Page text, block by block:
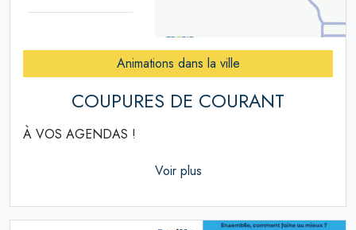
Animations dans la ville
COUPURES DE COURANT
À VOS AGENDAS !
Voir plus